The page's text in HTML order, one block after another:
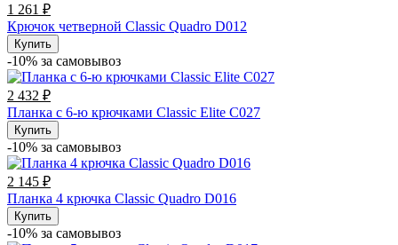
1 261 ₽
Крючок четверной Classic Quadro D012
Купить
-10% за cамовывоз
2 432 ₽
Планка с 6-ю крючками Classic Elite C027
Купить
-10% за cамовывоз
2 145 ₽
Планка 4 крючка Classic Quadro D016
Купить
-10% за cамовывоз